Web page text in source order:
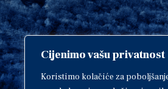
Cijenimo vašu privatnost
Koristimo kolačiće za
Copyright © 2018. Grad
sva prava pridržana.